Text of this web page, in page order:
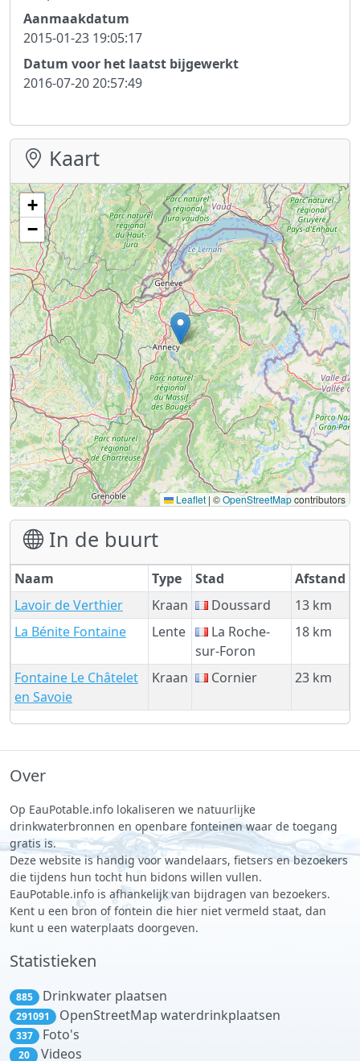
Aanmaakdatum
2015-01-23 19:05:17
Datum voor het laatst bijgewerkt
2016-07-20 20:57:49
Kaart
+
−
Leaflet | ©OpenStreetMapcontributors
In de buurt
Naam Type Stad
Afstand
Lavoir de Verthier
Kraan Doussard
13 km
La Bénite Fontaine
Lente
La Roche-
sur-Foron
18 km
Fontaine Le Châtelet
en Savoie
Kraan Cornier 23 km
Over
Op EauPotable.info lokaliseren we natuurlijke
drinkwaterbronnen en openbare fonteinen waar de toegang
gratis is.
Deze website is handig voor wandelaars, fietsers en bezoekers
die tijdens hun tocht hun bidons willen vullen.
EauPotable.info is afhankelijk van bijdragen van bezoekers.
Kent u een bron of fontein die hier niet vermeld staat, dan
kunt u een waterplaats doorgeven.
Statistieken
885 Drinkwater plaatsen
291091 OpenStreetMap waterdrinkplaatsen
337 Foto's
20 Videos